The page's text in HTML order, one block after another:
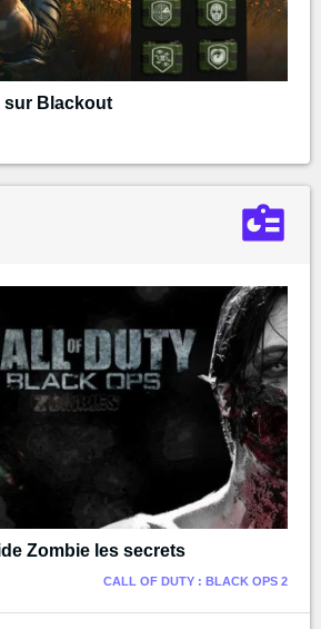
sur Blackout
Zombie les secrets
CALL OF DUTY : BLACK OPS 2